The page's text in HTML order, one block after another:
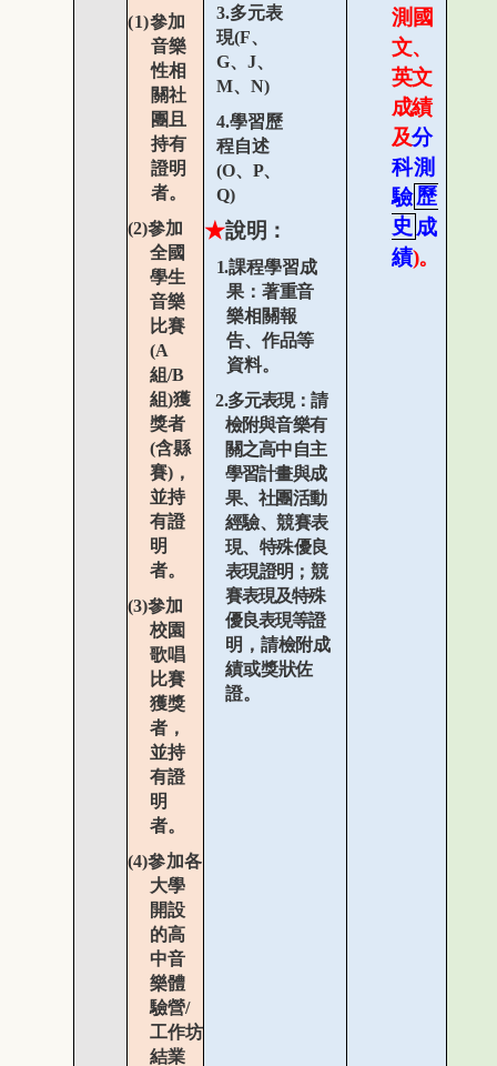
(1)參加
音樂
性相
關社
團且
持有
證明
者。
(2)參加
全國
學生
音樂
比賽
(A
組/B
組)獲
獎者
(含縣
賽)，
並持
有證
明
者。
(3)參加
校園
歌唱
比賽
獲獎
者，
並持
有證
明
者。
(4)參加各
大學
開設
的高
中音
樂體
驗營/
工作坊
結業
3.多元表
現(F、
G、 J、
M、 N)
4.學習歷
程自述
(O、 P、
Q)
★說明：
1.課程學習成
果：著重音
樂相關報
告、作品等
資料。
2.多元表現：請
檢附與音樂有
關之高中自主
學習計畫與成
果、社團活動
經驗、競賽表
現、特殊優良
表現證明；競
賽表現及特殊
優良表現等證
明，請檢附成
績或獎狀佐
證。
測 國
文、
英文
成績
及分
科測
驗歷
史 成
績)。